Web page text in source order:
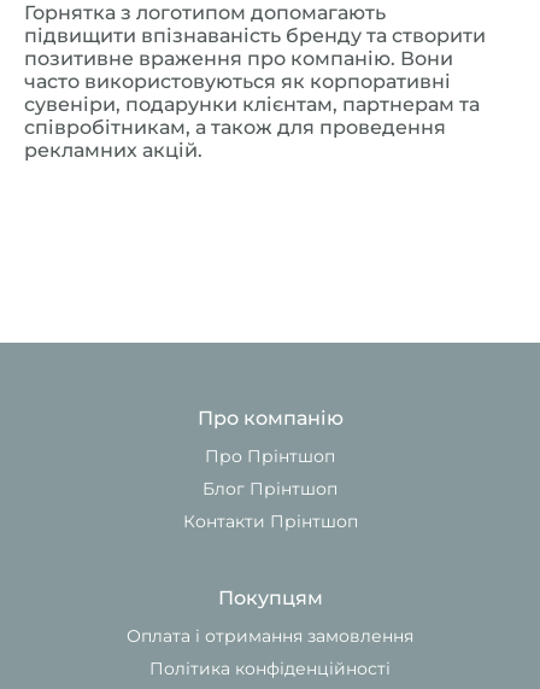
Горнятка з логотипом допомагають
підвищити впізнаваність бренду та створити
позитивне враження про компанію. Вони
часто використовуються як корпоративні
сувеніри, подарунки клієнтам, партнерам та
співробітникам, а також для проведення
рекламних акцій.
Про компанію
Про Прінтшоп
Блог Прінтшоп
Контакти Прінтшоп
Покупцям
Оплата і отримання замовлення
Політика конфіденційності